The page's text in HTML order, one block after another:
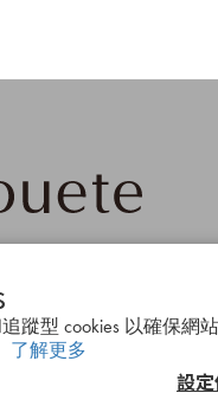
蹤型 cookies 以確保網
了解更多
設